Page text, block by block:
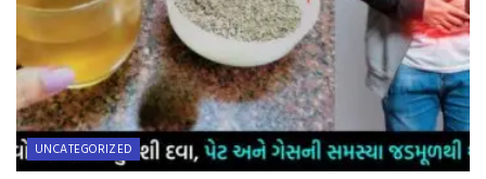
UNCATEGORIZED